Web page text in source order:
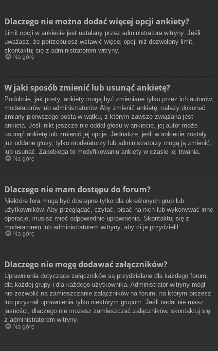
Dlaczego nie można dodać więcej opcji ankiety?
Limit opcji w ankiecie jest ustalany przez administratora witryny. Jeśli
uważasz, że potrzebujesz wstawić więcej opcji niż dozwolony limit,
skontaktuj się z administratorem witryny.
Na górę
W jaki sposób zmienić lub usunąć ankietę?
Podobnie, jak posty, ankiety mogą być zmieniane tylko przez ich autorów,
moderatorów lub administratorów. Aby zmienić ankietę, należy dokonać
zmiany pierwszego posta w wątku, z którym zawsze związana jest
ankieta. Jeśli nikt jeszcze nie oddał głosu w ankiecie, jej autor może
usunąć ankietę lub zmienić jej opcje. Jednakże, jeśli w ankiecie zostały
już oddane głosy, tylko moderatorzy lub administratorzy mogą ją zmienić,
lub usunąć. Zapobiega to modyfikowaniu ankiety w czasie jej trwania.
Na górę
Dlaczego nie mam dostępu do forum?
Niektóre fora mogą być dostępne tylko dla określonych grup lub
użytkowników. Aby przeglądać, czytać, pisać na nich lub wykonywać inne
operacje, musisz mieć odpowiednie uprawnienia. Skontaktuj się z
moderatorem lub administratorem witryny, aby ci je przydzielił.
Na górę
Dlaczego nie mogę dodawać załączników?
Uprawnienia dotyczące załączników są przydzielane dla każdego forum,
dla każdej grupy i dla każdego użytkownika. Administrator witryny mógł
nie zezwolić na zamieszczanie załączników na forum, na którym piszesz
lub przyznał uprawnienia tylko niektórym grupom. Jeśli nadal nie masz
jasności, dlaczego nie możesz zamieszczać załączników, skontaktuj się
z administratorem witryny.
Na górę